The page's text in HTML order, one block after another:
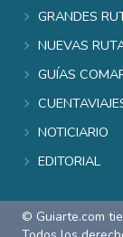
Grandes
Nuevas
Guías
Noticiario
Editorial
© Guiarte.com